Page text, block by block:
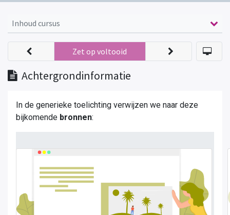
Inhoud cursus
Achtergrondinformatie
Zet op voltooid
In de generieke toelichting verwijzen we naar deze
bijkomende bronnen: